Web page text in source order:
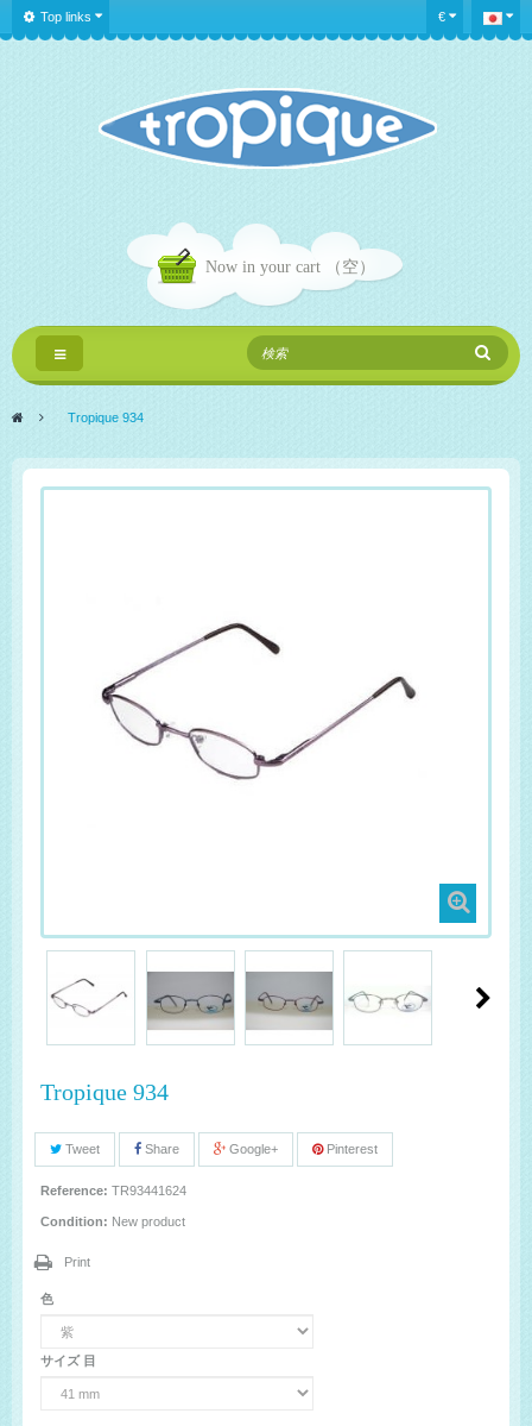
€
Top links
Now in your cart （空）
Toggle
navigation
> Tropique 934
Tropique 934
Tweet Share Google+ Pinterest
Reference: TR93441624
Condition: New product
Print
色
サイズ 目